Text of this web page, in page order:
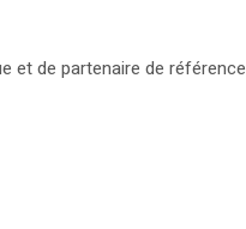
de partenaire de